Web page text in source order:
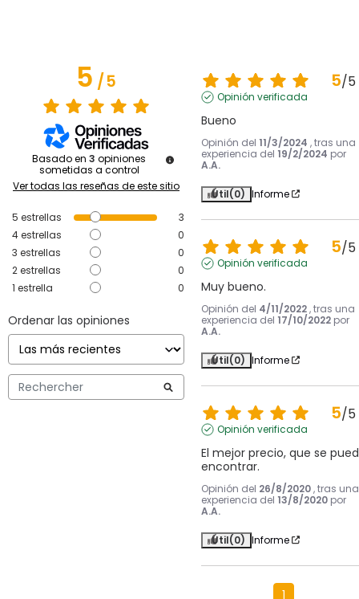
5/5
Basado en 3 opiniones
sometidas a control
Ver todas las reseñas de este sitio
5 estrellas
3
4estrellas
0
3 estrellas
0
2estrellas
0
1 estrella 0
Ordenar las opiniones
5/5
Opinión verificada
Bueno
Opinión del 11/3/2024 , tras una
experiencia del 19/2/2024 por
A.A.
Útil(0) Informe
5/5
Opinión verificada
Muy bueno.
Opinión del 4/11/2022 , tras una
experiencia del 17/10/2022 por
A.A.
Útil(0) Informe
5/5
Opinión verificada
El mejor precio, que se
encontrar.
Opinión del 26/8/2020 , tras una
experiencia del 13/8/2020 por
A.A.
Útil(0) Informe
1